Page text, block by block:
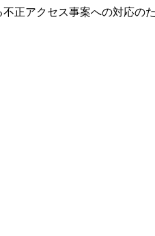
正アクセス事案への対応の